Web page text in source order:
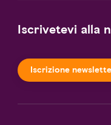
Iscrivetevi alla
Iscrizione